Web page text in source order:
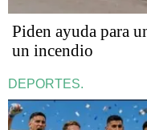
Piden ayuda para
un incendio
DEPORTES.